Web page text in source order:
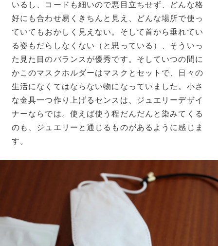
いるし、コードも細いので悪目立ちせず、どんな格
好にも合わせ易くきちんと見え、どんな場所で使っ
ていてもおかしく見えない。そして首から垂れてい
る姿もだらしなくない（と思っている）、そういっ
た見た目のバランスが優秀です。そしていつの間に
かこのマスクホルダーはマスクとセットで、日々の
生活になくてはならない物になっていました。小さ
な金具一つ作り上げるセンスは、ジュエリーデザイ
ナーならでは。使えば使う程だんだんと染みてくる
のも、ジュエリーと通じるものがあるように感じま
す。